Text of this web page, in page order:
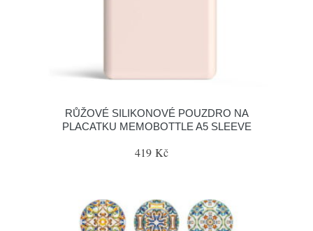
RŮŽOVÉ SILIKONOVÉ POUZDRO NA
PLACATKU MEMOBOTTLE A5 SLEEVE
419 Kč